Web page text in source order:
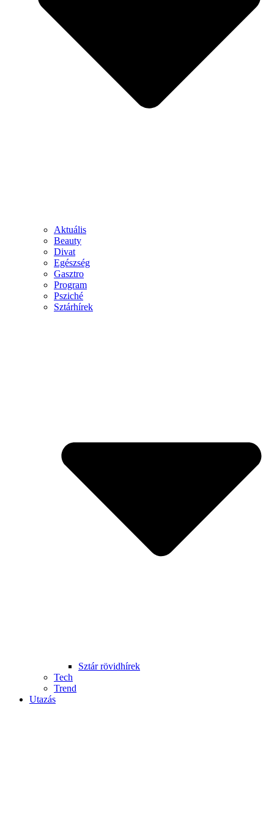
Aktuális
Beauty
Divat
Egészség
Gasztro
Program
Psziché
Sztárhírek
Sztár rövidhírek
Tech
Trend
Utazás